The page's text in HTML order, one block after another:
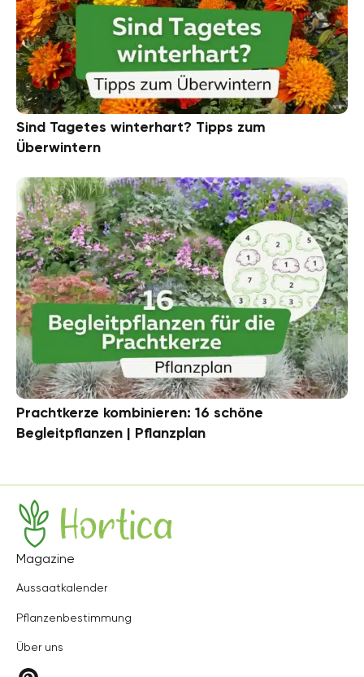
Sind Tagetes winterhart? Tipps zum
Überwintern
Prachtkerze kombinieren: 16 schöne
Begleitpflanzen | Pflanzplan
Hortica
Magazine
Aussaatkalender
Pflanzenbestimmung
Über uns